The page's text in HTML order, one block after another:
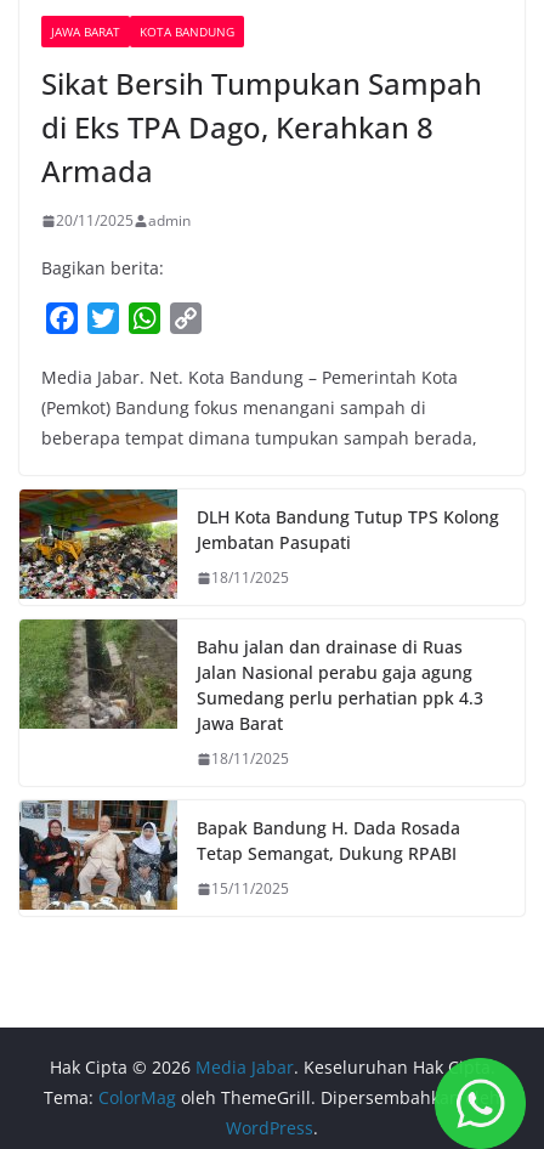
JAWA BARAT KOTA BANDUNG
Sikat Bersih Tumpukan Sampah
di Eks TPA Dago, Kerahkan 8
Armada
20/11/2025 admin
Bagikan berita:
c
e
b
o
k
i
t
t
r
W
a
t
s
p
p
p
y
L
n
k
Media Jabar. Net. Kota Bandung – Pemerintah Kota
(Pemkot) Bandung fokus menangani sampah di
beberapa tempat dimana tumpukan sampah berada,
DLH Kota Bandung Tutup TPS Kolong
Jembatan Pasupati
18/11/2025
Bahu jalan dan drainase di Ruas
Jalan Nasional perabu gaja agung
Sumedang perlu perhatian ppk 4.3
Jawa Barat
18/11/2025
Bapak Bandung H. Dada Rosada
Tetap Semangat, Dukung RPABI
15/11/2025
Hak Cipta © 2026 Media Jabar. Keseluruhan Hak Cipta.
Tema: ColorMag oleh ThemeGrill. Dipersembahkan oleh
WordPress.